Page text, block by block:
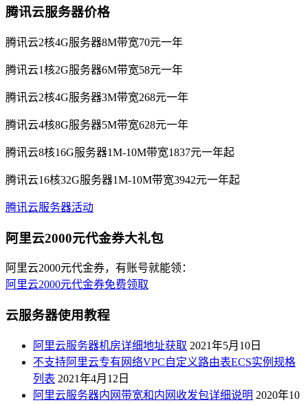
腾讯云服务器价格
腾讯云2核4G服务器8M带宽70元一年
腾讯云1核2G服务器6M带宽58元一年
腾讯云2核4G服务器3M带宽268元一年
腾讯云4核8G服务器5M带宽628元一年
腾讯云8核16G服务器1M-10M带宽1837元一年起
腾讯云16核32G服务器1M-10M带宽3942元一年起
腾讯云服务器活动
阿里云2000元代金券大礼包
阿里云2000元代金券，有账号就能领：
阿里云2000元代金券免费领取
云服务器使用教程
阿里云服务器机房详细地址获取 2021年5月10日
不支持阿里云专有网络VPC自定义路由表ECS实例规格
列表 2021年4月12日
阿里云服务器内网带宽和内网收发包详细说明 2020年10